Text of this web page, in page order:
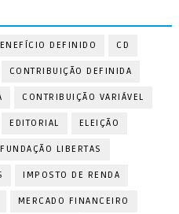
DEFINIDO CD
CONTRIBUIÇÃO DEFINIDA
CONTRIBUIÇÃO VARIÁVEL
EDITORIAL ELEIÇÃO
FUNDAÇÃO LIBERTAS
IMPOSTO DE RENDA
MERCADO FINANCEIRO